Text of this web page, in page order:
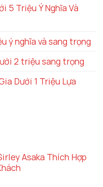
5 Triệu Ý Nghĩa Và
ý nghĩa và sang trọng
2 triệu sang trọng
Dưới 1 Triệu Lựa
Asaka Thích Hợp